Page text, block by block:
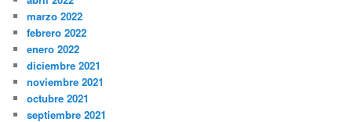
marzo 2022
febrero 2022
enero 2022
diciembre 2021
noviembre 2021
octubre 2021
septiembre 2021